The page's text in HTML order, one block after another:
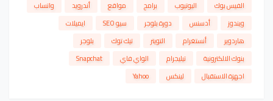
الفيس بوك اليوتيوب برامج مواقع أندرويد
واتساب
ويندوز
أدسنس دورة بلوجر سيو SEO
ايميلات
هاردوير
أنستغرام التويتر تيك توك
بلوجر
بنوك الالكترونية
تيليجرام الواي فاي
Snapchat
اجهزة الاستقبال
لينكس Yahoo